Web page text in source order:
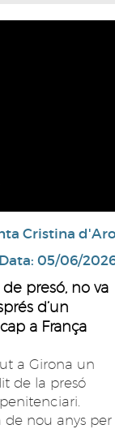
Cristina
Data: 05/06/
presó, no va
d’un
a França
a Girona un
de la presó
de nou anys per